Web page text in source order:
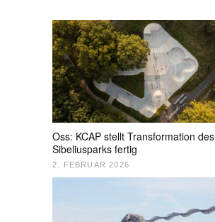
Oss: KCAP stellt Transformation des
Sibeliusparks fertig
2. FEBRUAR 2026